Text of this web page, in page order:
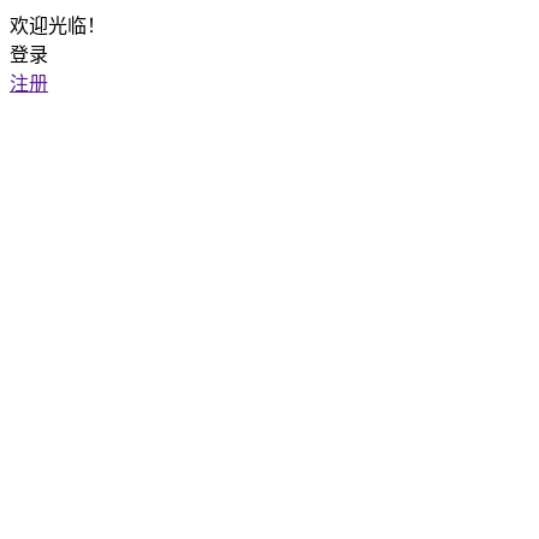
欢迎光临！
登录
注册